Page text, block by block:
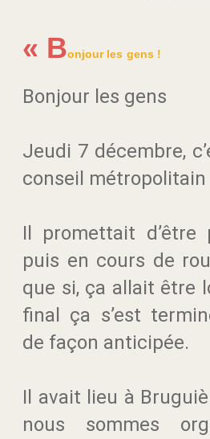
« Bonjour les gens !
Bonjour les gens
Jeudi 7 décembre,
conseil métropolitain
Il promettait d’être
puis en cours de
que si, ça allait être
final ça s’est
de façon anticipée.
Il avait lieu à
nous sommes